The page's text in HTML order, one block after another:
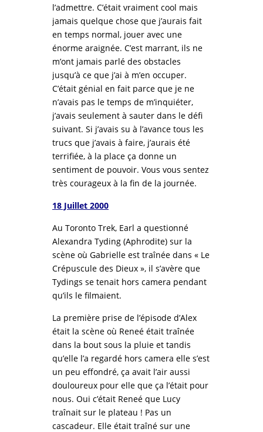
l’admettre. C’était vraiment cool mais
jamais quelque chose que j’aurais fait
en temps normal, jouer avec une
énorme araignée. C’est marrant, ils ne
m’ont jamais parlé des obstacles
jusqu’à ce que j’ai à m’en occuper.
C’était génial en fait parce que je ne
n’avais pas le temps de m’inquiéter,
j’avais seulement à sauter dans le défi
suivant. Si j’avais su à l’avance tous les
trucs que j’avais à faire, j’aurais été
terrifiée, à la place ça donne un
sentiment de pouvoir. Vous vous sentez
très courageux à la fin de la journée.
18 Juillet 2000
Au Toronto Trek, Earl a questionné
Alexandra Tyding (Aphrodite) sur la
scène où Gabrielle est traînée dans « Le
Crépuscule des Dieux », il s’avère que
Tydings se tenait hors camera pendant
qu’ils le filmaient.
La première prise de l’épisode d’Alex
était la scène où Reneé était traînée
dans la bout sous la pluie et tandis
qu’elle l’a regardé hors camera elle s’est
un peu effondré, ça avait l’air aussi
douloureux pour elle que ça l’était pour
nous. Oui c’était Reneé que Lucy
traînait sur le plateau ! Pas un
cascadeur. Elle était traîné sur une